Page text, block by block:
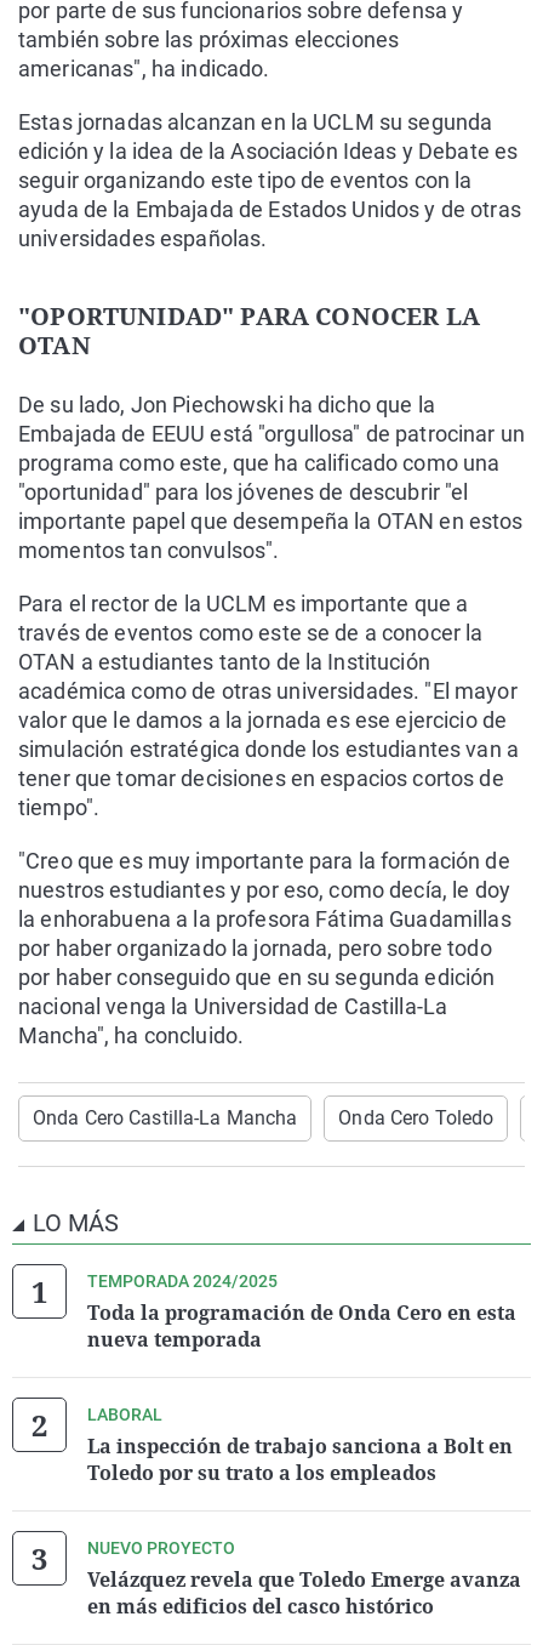
por parte de sus funcionarios sobre defensa y
también sobre las próximas elecciones
americanas", ha indicado.
Estas jornadas alcanzan en la UCLM su segunda
edición y la idea de la Asociación Ideas y Debate es
seguir organizando este tipo de eventos con la
ayuda de la Embajada de Estados Unidos y de otras
universidades españolas.
"OPORTUNIDAD" PARA CONOCER LA
OTAN
De su lado, Jon Piechowski ha dicho que la
Embajada de EEUU está "orgullosa" de patrocinar un
programa como este, que ha calificado como una
"oportunidad" para los jóvenes de descubrir "el
importante papel que desempeña la OTAN en estos
momentos tan convulsos".
Para el rector de la UCLM es importante que a
través de eventos como este se de a conocer la
OTAN a estudiantes tanto de la Institución
académica como de otras universidades. "El mayor
valor que le damos a la jornada es ese ejercicio de
simulación estratégica donde los estudiantes van a
tener que tomar decisiones en espacios cortos de
tiempo".
"Creo que es muy importante para la formación de
nuestros estudiantes y por eso, como decía, le doy
la enhorabuena a la profesora Fátima Guadamillas
por haber organizado la jornada, pero sobre todo
por haber conseguido que en su segunda edición
nacional venga la Universidad de Castilla-La
Mancha", ha concluido.
Onda Cero Castilla-La Mancha Onda Cero Toledo
LO MÁS
TEMPORADA 2024/2025
Toda la programación de Onda Cero en esta
nueva temporada
LABORAL
La inspección de trabajo sanciona a Bolt en
Toledo por su trato a los empleados
NUEVO PROYECTO
Velázquez revela que Toledo Emerge avanza
en más edificios del casco histórico